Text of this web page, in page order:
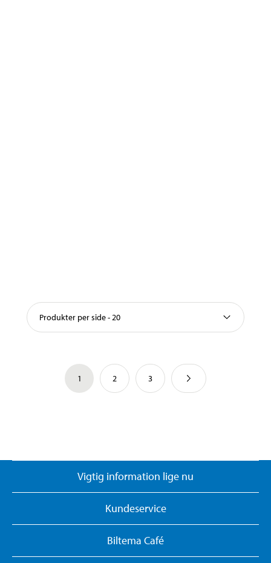
Produkter per side - 20
1 2 3
Vigtig information lige nu
Kundeservice
Biltema Café